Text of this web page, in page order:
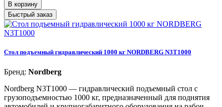
В корзину
Быстрый заказ
Стол подъемный гидравлический 1000 кг NORDBERG N3T1000
Бренд: Nordberg
Nordberg N3T1000 — гидравлический подъемный стол с
грузоподъемностью 1000 кг, предназначенный для поднятия